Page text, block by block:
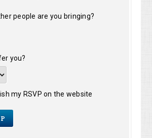
people are you bringing?
you?
my RSVP on the website